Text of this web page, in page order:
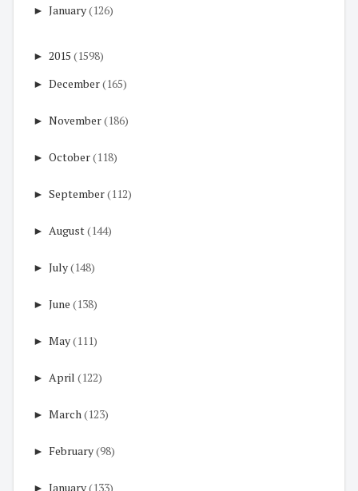
► January(126)
► 2015 (1598)
► December(165)
► November(186)
► October(118)
► September(112)
► August(144)
► July(148)
► June (138)
► May(111)
► April (122)
► March(123)
► February(98)
► January(133)